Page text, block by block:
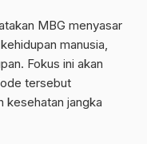
MBG menyasar
manusia,
Fokus ini akan
tersebut
kesehatan jangka